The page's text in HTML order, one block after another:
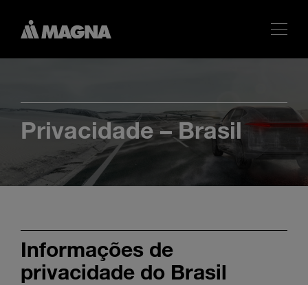
Privacidade – Brasil
Informações de
privacidade do Brasil